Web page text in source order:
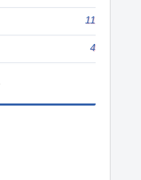
11
4